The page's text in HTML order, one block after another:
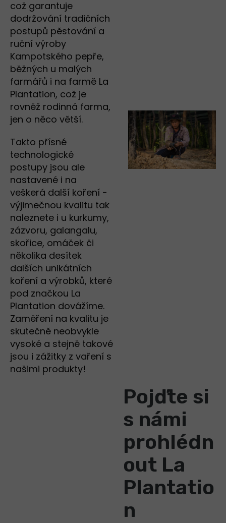
což garantuje
dodržování tradičních
postupů pěstování a
ruční výroby
Kampotského pepře,
běžných u malých
farmářů i na farmě La
Plantation, což je
rovněž rodinná farma,
jen o něco větší.
Takto přísné
technologické
postupy jsou ale
nastavené i na
veškerá další koření -
výjimečnou kvalitu tak
naleznete i u kurkumy,
zázvoru, galangalu,
skořice, omáček či
několika desítek
dalších unikátních
koření a výrobků, které
pod značkou La
Plantation dovážíme.
Zaměření na kvalitu je
skutečně neobvykle
vysoké a stejně takové
jsou i zážitky z vaření s
našimi produkty!
Pojďte si
s námi
prohlédn
out La
Plantatio
n